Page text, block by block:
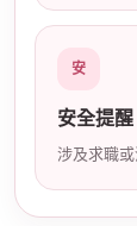
安
安全提醒
涉及求職